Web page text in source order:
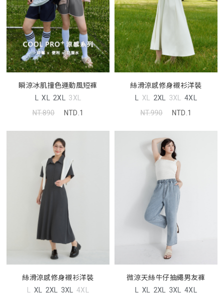
瞬涼冰肌撞色運動風短褲
L XL 2XL 3XL
NT.890
NTD.1
絲滑涼感修身襯衫洋裝
L XL 2XL 3XL 4XL
NT.990
NTD.1
絲滑涼感修身襯衫洋裝
L XL 2XL 3XL 4XL
微涼天絲牛仔抽繩男友褲
L XL 2XL 3XL 4XL